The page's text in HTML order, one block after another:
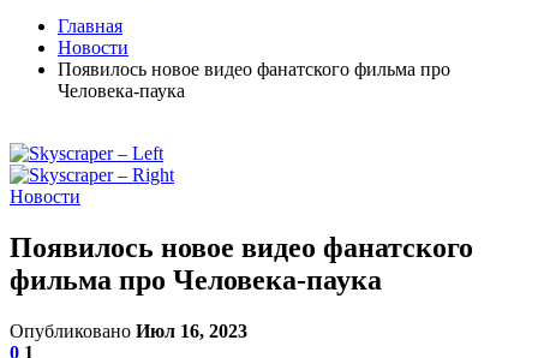
Главная
Новости
Появилось новое видео фанатского фильма про
Человека-паука
Новости
Появилось новое видео фанатского
фильма про Человека-паука
Опубликовано Июл 16, 2023
0 1